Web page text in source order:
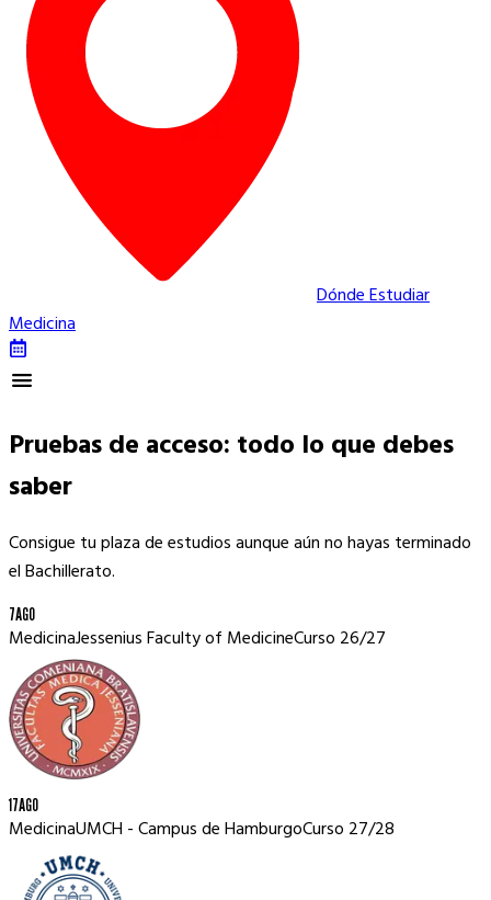
Dónde Estudiar
Medicina
Pruebas de acceso: todo lo que debes
saber
Consigue tu plaza de estudios aunque aún no hayas terminado
el Bachillerato.
7AGO
MedicinaJessenius Faculty of MedicineCurso 26/27
17AGO
MedicinaUMCH - Campus de HamburgoCurso 27/28